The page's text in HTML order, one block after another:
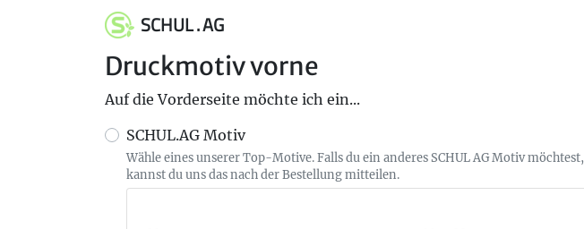
SCHUL . AG
Druckmotiv vorne
Auf die Vorderseite möchte ich ein...
SCHUL.AG Motiv
Wähle eines unserer Top-Motive. Falls du ein anderes SCHUL AG Motiv möchtest,
kannst du uns das nach der Bestellung mitteilen.